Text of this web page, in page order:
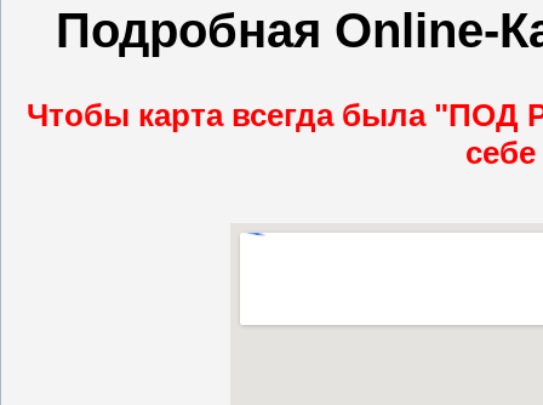
Подробная Online-
Чтобы карта всегда была "ПОД